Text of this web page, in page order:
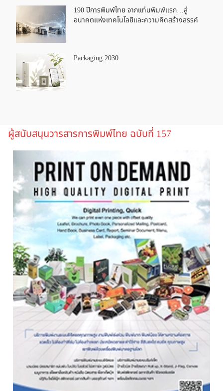
190 ปีการพิมพ์ไทย จากแท่นพิมพ์แรก…สู่
อนาคตแห่งเทคโนโลยีและความคิดสร้างสรรค์
Packaging 2030
ผู้สนับสนุนวารสารการพิมพ์ไทย ฉบับที่ 157